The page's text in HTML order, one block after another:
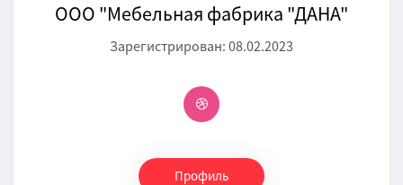
ООО "Мебельная фабрика "ДАНА"
Зарегистрирован: 08.02.2023
Профиль